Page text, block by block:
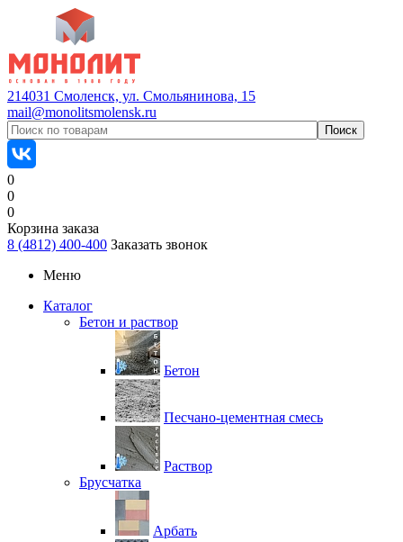
214031 Смоленск, ул. Смольянинова, 15
mail@monolitsmolensk.ru
0
0
0
Корзина заказа
8 (4812) 400-400 Заказать звонок
Меню
Каталог
Бетон и раствор
Бетон
Песчано-цементная смесь
Раствор
Брусчатка
Арбать